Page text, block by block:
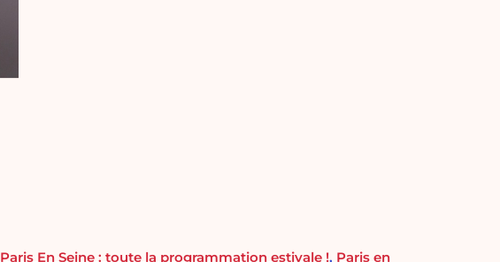
Paris En Seine : toute la programmation estivale !, Paris en